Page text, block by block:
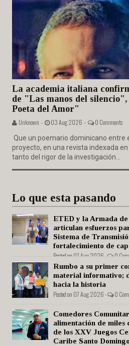
La academia italiana
de "Las manos del
Poeta del Amor"
Unknown - 03 Aug 2026 - 0 Comments
Que un poemario dominicano entre
proyecto, en una revista indexada
tanto del rigor de la investigación...
Lo que esta pasando
ETED y la Armada
articulan esfuerzos
Sistema de
fortalecimiento de
Posted on 07 Aug 2026 - 0
Rumbo a su primer
material informativo;
hacia la historia
Posted on 07 Aug 2026 - 0
Comedores
alimentación de miles
de los XXV Juegos
Caribe Santo